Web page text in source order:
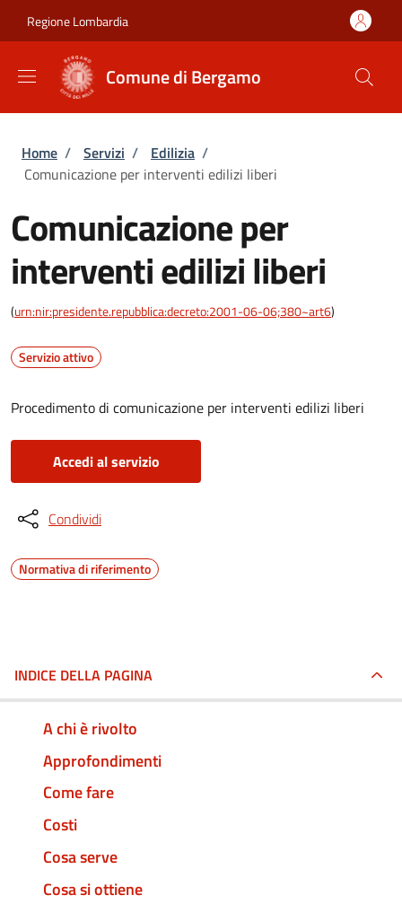
Regione Lombardia
Comune di Bergamo
Briciole di pane
Home / Servizi / Edilizia /
Comunicazione per interventi edilizi liberi
Comunicazione per
interventi edilizi liberi
(urn:nir:presidente.repubblica:decreto:2001-06-06;380~art6)
Servizio attivo
Procedimento di comunicazione per interventi edilizi liberi
Accedi al servizio
Condividi
Normativa di riferimento
INDICE DELLA PAGINA
A chi è rivolto
Approfondimenti
Come fare
Costi
Cosa serve
Cosa si ottiene